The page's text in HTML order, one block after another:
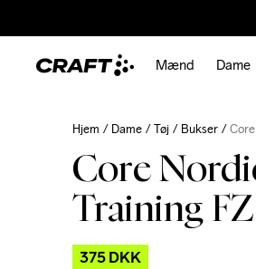
Mænd Dame
Hjem Dame Tøj Bukser
Core
Training
375 DKK